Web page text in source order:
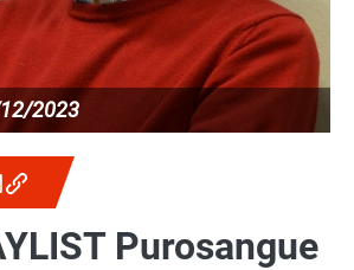
2023
Purosangue